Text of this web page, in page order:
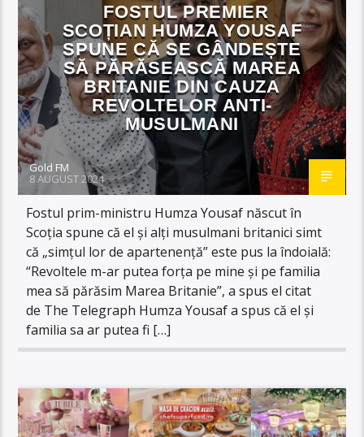
FOSTUL PREMIER
SCOȚIAN HUMZA YOUSAF
SPUNE CĂ SE GÂNDEȘTE
SĂ PĂRĂSEASCĂ MAREA
BRITANIE DIN CAUZA
REVOLTELOR ANTI-
MUSULMANI
Gold FM
8 AUGUST 2024
Fostul prim-ministru Humza Yousaf născut în
Scoția spune că el și alți musulmani britanici simt
că „simțul lor de apartenență” este pus la îndoială:
“Revoltele m-ar putea forța pe mine și pe familia
mea să părăsim Marea Britanie”, a spus el citat
de The Telegraph Humza Yousaf a spus că el și
familia sa ar putea fi […]